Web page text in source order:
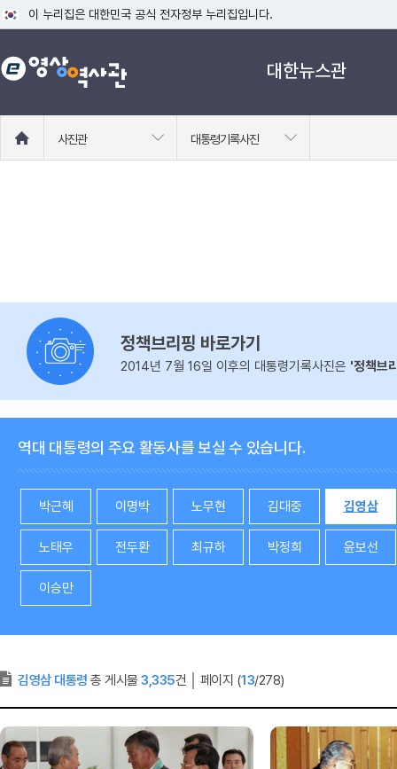
이 누리집은 대한민국 공식 전자정부 누리집입니다.
공식 누리집 주소 확인하기
go.kr 주소를 사용하는 누리집은 대한민국 정부기관이 관리하는 누리집입니
대한뉴스관
로
사진관 대통령기록사진
정책브리핑 바로가기
2014년 7월 16일 이후의 대통령기록사진은 '정책브
역대 대통령의 주요 활동사를 보실 수 있습니다.
박근혜 이명박 노무현 김대중 김영삼
노태우 전두환 최규하 박정희 윤보선
이승만
김영삼 대통령 총 게시물 3,335건 페이지 (13/278)